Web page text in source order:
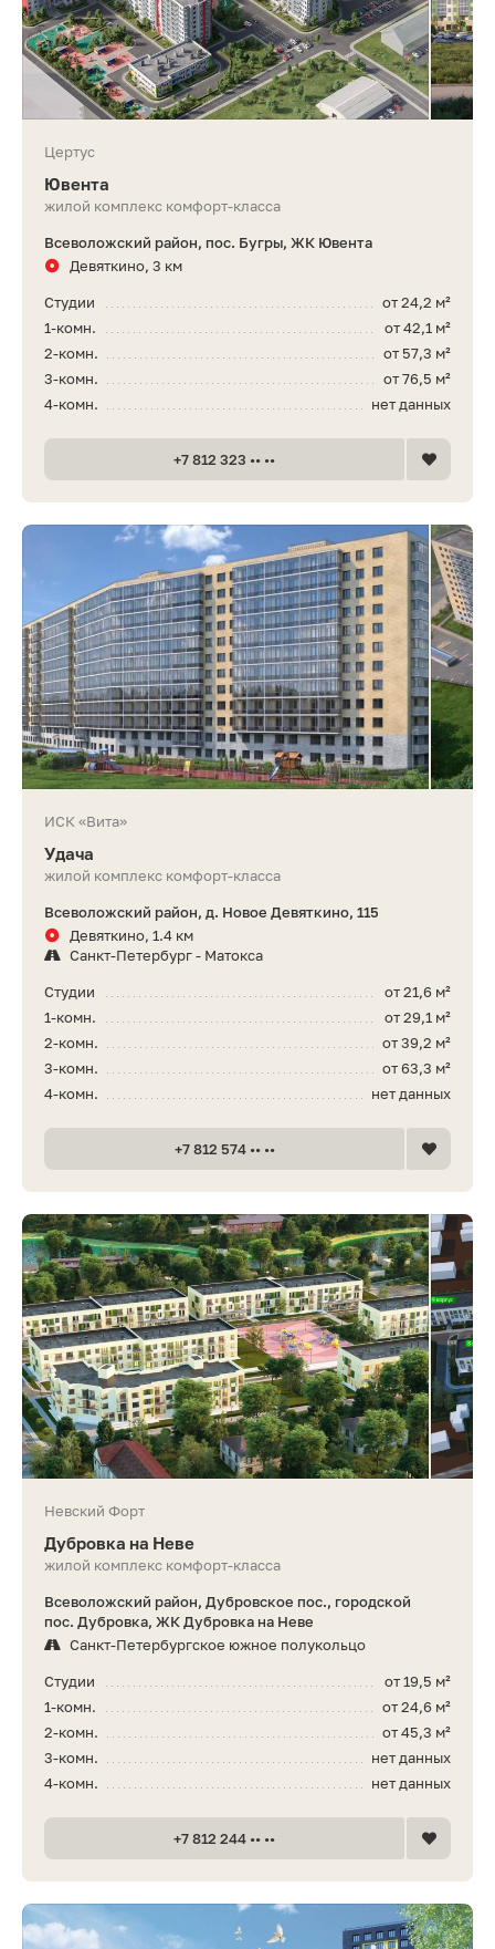
Цертус
Ювента
жилой комплекс комфорт-класса
Всеволожский район, пос. Бугры, ЖК Ювента
Девяткино, 3 км
от 24,2 м²
Студии
от 42,1 м²
1-комн.
от 57,3 м²
2-комн.
от 76,5 м²
3-комн.
нет данных
4-комн.
+7 812 323 •• ••
ИСК «Вита»
Удача
жилой комплекс комфорт-класса
Всеволожский район, д. Новое Девяткино, 115
Девяткино, 1.4 км
Санкт-Петербург - Матокса
от 21,6 м²
Студии
от 29,1 м²
1-комн.
от 39,2 м²
2-комн.
от 63,3 м²
3-комн.
нет данных
4-комн.
+7 812 574 •• ••
Невский Форт
Дубровка на Неве
жилой комплекс комфорт-класса
Всеволожский район, Дубровское пос., городской
пос. Дубровка, ЖК Дубровка на Неве
Санкт-Петербургское южное полукольцо
от 19,5 м²
Студии
от 24,6 м²
1-комн.
от 45,3 м²
2-комн.
нет данных
3-комн.
нет данных
4-комн.
+7 812 244 •• ••